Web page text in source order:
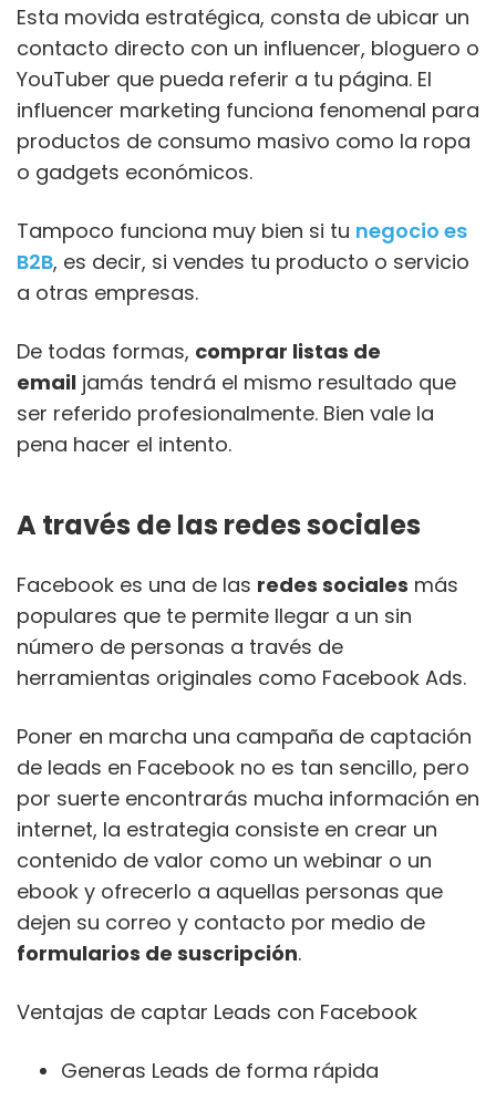
Esta movida estratégica, consta de ubicar un
contacto directo con un influencer, bloguero o
YouTuber que pueda referir a tu página. El
influencer marketing funciona fenomenal para
productos de consumo masivo como la ropa
o gadgets económicos.
Tampoco funciona muy bien si tu negocio es
B2B, es decir, si vendes tu producto o servicio
a otras empresas.
De todas formas, comprar listas de
email jamás tendrá el mismo resultado que
ser referido profesionalmente. Bien vale la
pena hacer el intento.
A través de las redes sociales
Facebook es una de las redes sociales más
populares que te permite llegar a un sin
número de personas a través de
herramientas originales como Facebook Ads.
Poner en marcha una campaña de captación
de leads en Facebook no es tan sencillo, pero
por suerte encontrarás mucha información en
internet, la estrategia consiste en crear un
contenido de valor como un webinar o un
ebook y ofrecerlo a aquellas personas que
dejen su correo y contacto por medio de
formularios de suscripción.
Ventajas de captar Leads con Facebook
Generas Leads de forma rápida